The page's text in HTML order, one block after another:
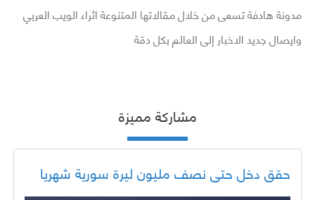
مدونة هادفة تسعى من خلال مقالاتها المتنوعة اثراء الويب العربي
وايصال جديد الاخبار إلى العالم بكل دقة
مشاركة مميزة
حقق دخل حتى نصف مليون ليرة سورية شهريا